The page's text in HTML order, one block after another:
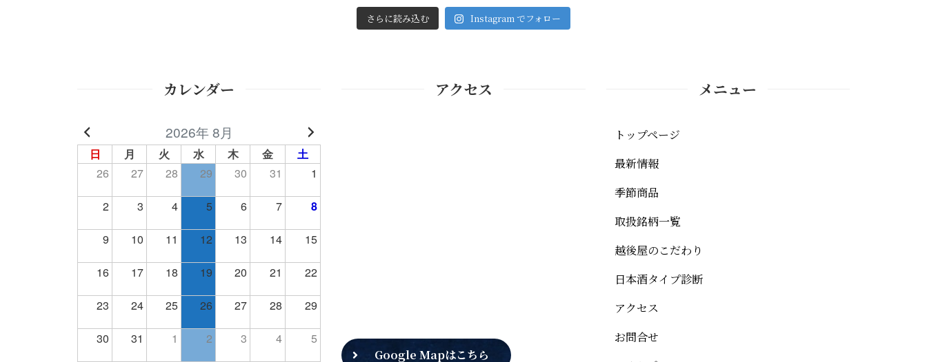
さらに読み込む Instagram でフォロー
カレンダー
2026年 8月
日 月 火 水 木 金
土
26
27 28 29 30 31 1
2 3 4 5 6 7 8
9 10 11 12 13 14 15
16 17 18 19 20 21 22
23 24 25 26 27 28 29
30 31 1 2 3 4 5
アクセス
Google Mapはこちら
メニュー
トップページ
最新情報
季節商品
取扱銘柄一覧
越後屋のこだわり
日本酒タイプ診断
アクセス
お問合せ